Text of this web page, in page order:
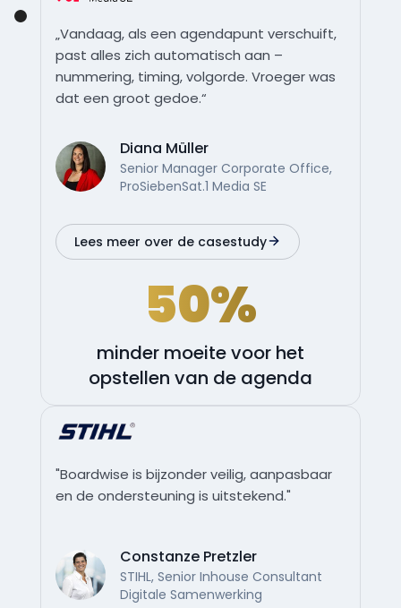
„Vandaag, als een agendapunt verschuift,
past alles zich automatisch aan –
nummering, timing, volgorde. Vroeger was
dat een groot gedoe.“
Diana Müller
Senior Manager Corporate Office,
ProSiebenSat.1 Media SE
Lees meer over de casestudy
50%
minder moeite voor het
opstellen van de agenda
"Boardwise is bijzonder veilig, aanpasbaar
en de ondersteuning is uitstekend."
Constanze Pretzler
STIHL, Senior Inhouse Consultant
Digitale Samenwerking